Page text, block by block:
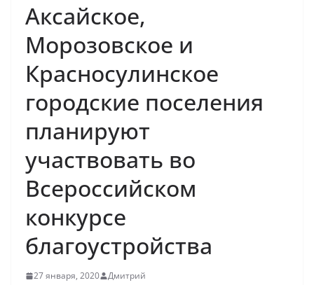
Аксайское,
Морозовское и
Красносулинское
городские поселения
планируют
участвовать во
Всероссийском
конкурсе
благоустройства
27 января, 2020 Дмитрий